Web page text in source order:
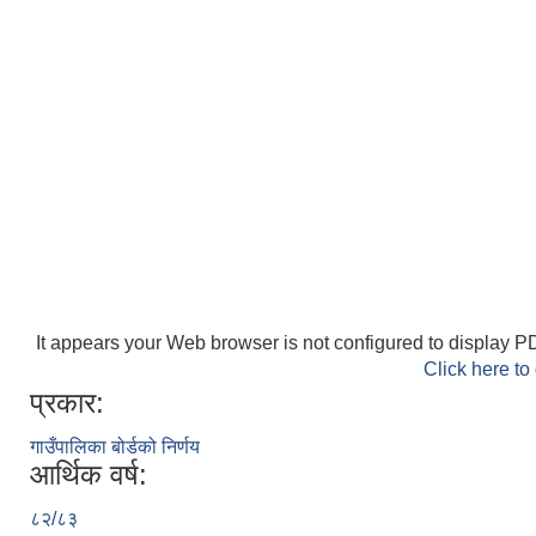
It appears your Web browser is not configured to display
Click here
प्रकार:
गाउँपालिका बोर्डको निर्णय
आर्थिक वर्ष:
८२/८३